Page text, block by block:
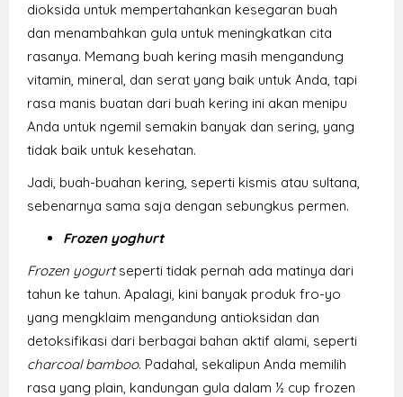
dioksida untuk mempertahankan kesegaran buah
dan menambahkan gula untuk meningkatkan cita
rasanya. Memang buah kering masih mengandung
vitamin, mineral, dan serat yang baik untuk Anda, tapi
rasa manis buatan dari buah kering ini akan menipu
Anda untuk ngemil semakin banyak dan sering, yang
tidak baik untuk kesehatan.
Jadi, buah-buahan kering, seperti kismis atau sultana,
sebenarnya sama saja dengan sebungkus permen.
Frozen yoghurt
Frozen yogurtseperti tidak pernah ada matinya dari
tahun ke tahun. Apalagi, kini banyak produk fro-yo
yang mengklaim mengandung antioksidan dan
detoksifikasi dari berbagai bahan aktif alami, seperti
charcoal bamboo. Padahal, sekalipun Anda memilih
rasa yang plain, kandungan gula dalam ½ cup frozen